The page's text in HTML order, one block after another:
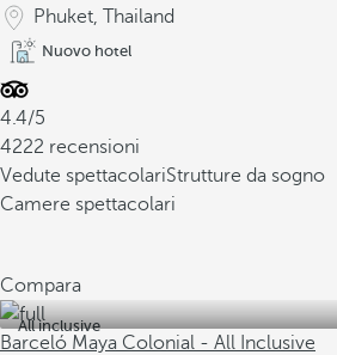
Phuket, Thailand
Nuovo hotel
4.4/5
4222 recensioni
Vedute spettacolariStrutture da sogno
Camere spettacolari
Compara
All inclusive
Barceló Maya Colonial - All Inclusive